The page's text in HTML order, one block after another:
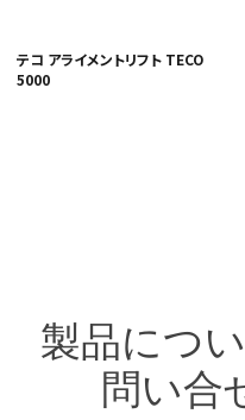
テコ アライメントリフト TECO
5000